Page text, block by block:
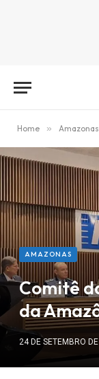
Home » Amazonas
AMAZONAS
Comitê
da
24 DE SETEMBRO